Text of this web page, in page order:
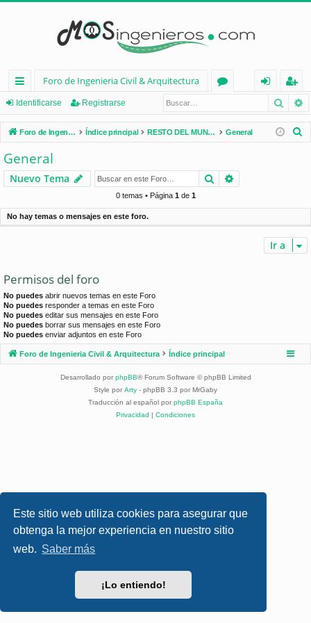
Este sitio web utiliza cookies para asegurar que
obtenga la mejor experiencia en nuestro sitio
web. Saber más
¡Lo entiendo!
nl
ac
es
rá
pi
d
Foro de Ingenieria Civil & Arquitectura
os
nt
ifi
e
eg
ist
ra
Identificarse Registrarse
Foro de Ingenieria Civil & Arquitectura Índice principal RESTO DEL MUNDO General
r
General
Nuevo Tema Buscar
0 temas • Página 1de 1
No hay temas o mensajes en este foro.
Ir a
Permisos del foro
No puedes abrir nuevos temas en este Foro
No puedes responder a temas en este Foro
No puedes editar sus mensajes en este Foro
No puedes borrar sus mensajes en este Foro
No puedes enviar adjuntos en este Foro
Foro de Ingenieria Civil & Arquitectura Índice principal
Desarrollado por phpBB® Forum Software © phpBB Limited
Style por Arty - phpBB 3.3 por MrGaby
Traducción al español por phpBB España
Privacidad | Condiciones